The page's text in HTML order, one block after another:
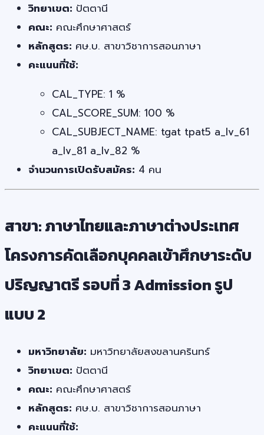
วิทยาเขต: ปัตตานี
คณะ: คณะศึกษาศาสตร์
หลักสูตร: ศษ.บ. สาขาวิชาการสอนภาษา
คะแนนที่ใช้:
CAL_TYPE: 1 %
CAL_SCORE_SUM: 100 %
CAL_SUBJECT_NAME: tgat tpat5 a_lv_61
a_lv_81 a_lv_82 %
จำนวนการเปิดรับสมัคร: 4 คน
สาขา: ภาษาไทยและภาษาต่างประเทศ
โครงการคัดเลือกบุคคลเข้าศึกษาระดับ
ปริญญาตรี รอบที่ 3 Admission รูป
แบบ 2
มหาวิทยาลัย: มหาวิทยาลัยสงขลานครินทร์
วิทยาเขต: ปัตตานี
คณะ: คณะศึกษาศาสตร์
หลักสูตร: ศษ.บ. สาขาวิชาการสอนภาษา
คะแนนที่ใช้: